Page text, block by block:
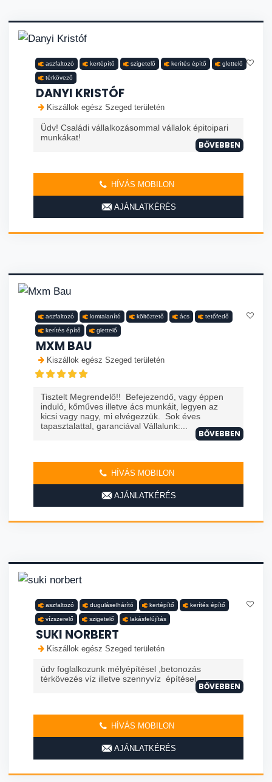
aszfaltozó kertépítő szigetelő kerítés építő glettelő
térkövező
DANYI KRISTÓF
Kiszállok egész Szeged területén
Üdv! Családi vállalkozásommal vállalok épitoipari
munkákat!
BŐVEBBEN
HÍVÁS MOBILON
AJÁNLATKÉRÉS
aszfaltozó lomtalanító költöztető ács tetőfedő
kerítés építő glettelő
MXM BAU
Kiszállok egész Szeged területén
Tisztelt Megrendelő!! Befejezendő, vagy éppen
induló, kőműves illetve ács munkáit, legyen az
kicsi vagy nagy, mi elvégezzük. Sok éves
tapasztalattal, garanciával Vállalunk:...
BŐVEBBEN
HÍVÁS MOBILON
AJÁNLATKÉRÉS
aszfaltozó duguláselhárító kertépítő kerítés építő
vízszerelő szigetelő lakásfelújítás
SUKI NORBERT
Kiszállok egész Szeged területén
üdv foglalkozunk mélyépítésel ,betonozás
térkövezés víz illetve szennyvíz építésel
BŐVEBBEN
HÍVÁS MOBILON
AJÁNLATKÉRÉS